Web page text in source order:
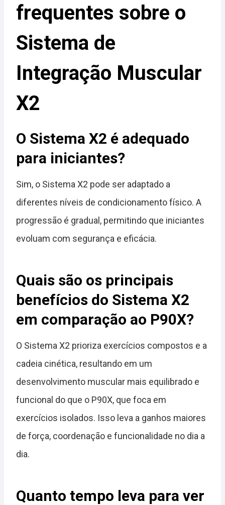
frequentes sobre o
Sistema de
Integração Muscular
X2
O Sistema X2 é adequado
para iniciantes?
Sim, o Sistema X2 pode ser adaptado a
diferentes níveis de condicionamento físico. A
progressão é gradual, permitindo que iniciantes
evoluam com segurança e eficácia.
Quais são os principais
benefícios do Sistema X2
em comparação ao P90X?
O Sistema X2 prioriza exercícios compostos e a
cadeia cinética, resultando em um
desenvolvimento muscular mais equilibrado e
funcional do que o P90X, que foca em
exercícios isolados. Isso leva a ganhos maiores
de força, coordenação e funcionalidade no dia a
dia.
Quanto tempo leva para ver